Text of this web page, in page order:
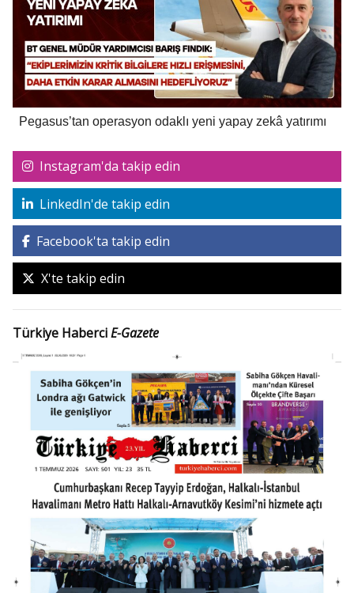
Pegasus’tan operasyon odaklı yeni yapay zekâ yatırımı
Instagram'da takip edin
LinkedIn'de takip edin
Facebook'ta takip edin
X'te takip edin
Türkiye HaberciE-Gazete